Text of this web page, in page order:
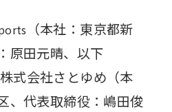
（本社：東京都新
原田元晴、以下
式会社さとゆめ（本
、代表取締役：嶋田俊